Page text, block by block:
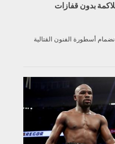
بدون قفازات
أسطورة الفنون القتالية